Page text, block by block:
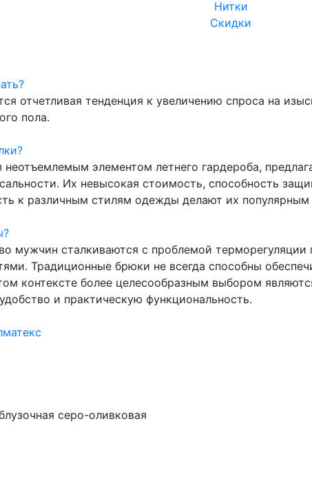
отчетливая тенденция к увеличению спроса на
пола.
элементом летнего гардероба,
Их невысокая стоимость, способность
к различным стилям одежды делают их
мужчин сталкиваются с проблемой
Традиционные брюки не всегда способны
контексте более целесообразным выбором
и практическую функциональность.
серо-оливковая